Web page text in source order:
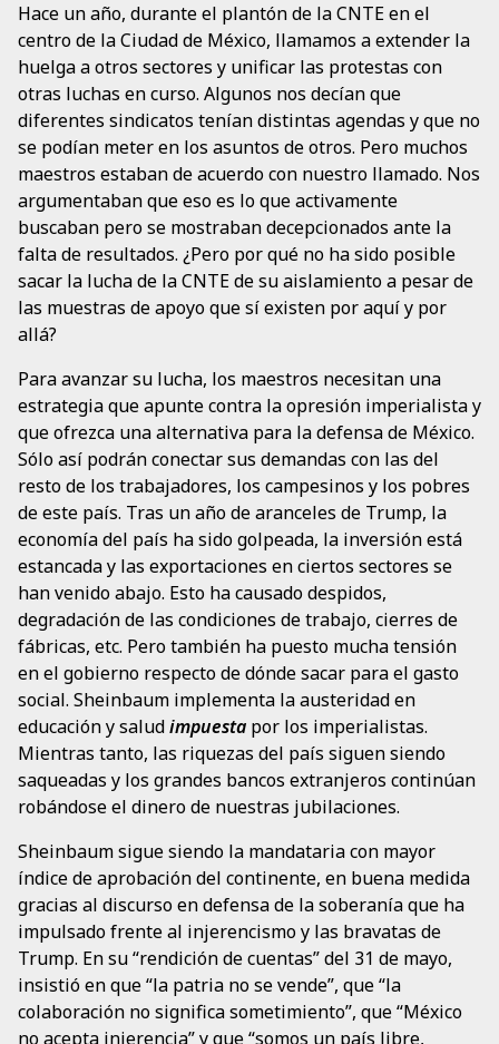
Hace un año, durante el plantón de la CNTE en el
centro de la Ciudad de México, llamamos a extender la
huelga a otros sectores y unificar las protestas con
otras luchas en curso. Algunos nos decían que
diferentes sindicatos tenían distintas agendas y que no
se podían meter en los asuntos de otros. Pero muchos
maestros estaban de acuerdo con nuestro llamado. Nos
argumentaban que eso es lo que activamente
buscaban pero se mostraban decepcionados ante la
falta de resultados. ¿Pero por qué no ha sido posible
sacar la lucha de la CNTE de su aislamiento a pesar de
las muestras de apoyo que sí existen por aquí y por
allá?
Para avanzar su lucha, los maestros necesitan una
estrategia que apunte contra la opresión imperialista y
que ofrezca una alternativa para la defensa de México.
Sólo así podrán conectar sus demandas con las del
resto de los trabajadores, los campesinos y los pobres
de este país. Tras un año de aranceles de Trump, la
economía del país ha sido golpeada, la inversión está
estancada y las exportaciones en ciertos sectores se
han venido abajo. Esto ha causado despidos,
degradación de las condiciones de trabajo, cierres de
fábricas, etc. Pero también ha puesto mucha tensión
en el gobierno respecto de dónde sacar para el gasto
social. Sheinbaum implementa la austeridad en
educación y saludimpuesta por los imperialistas.
Mientras tanto, las riquezas del país siguen siendo
saqueadas y los grandes bancos extranjeros continúan
robándose el dinero de nuestras jubilaciones.
Sheinbaum sigue siendo la mandataria con mayor
índice de aprobación del continente, en buena medida
gracias al discurso en defensa de la soberanía que ha
impulsado frente al injerencismo y las bravatas de
Trump. En su “rendición de cuentas” del 31 de mayo,
insistió en que “la patria no se vende”, que “la
colaboración no significa sometimiento”, que “México
no acepta injerencia” y que “somos un país libre,